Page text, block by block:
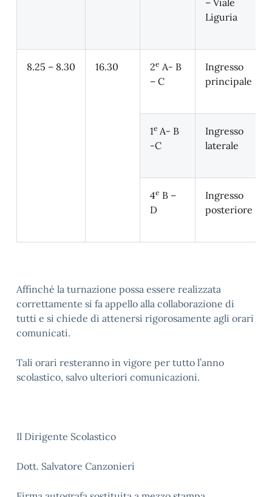
– Viale
Liguria
8.25 – 8.30 16.30 2e A- B
– C
Ingresso
principale
1e A- B
-C
Ingresso
laterale
4e B –
D
Ingresso
posteriore
Affinché la turnazione possa essere realizzata
correttamente si fa appello alla collaborazione di
tutti e si chiede di attenersi rigorosamente agli orari
comunicati.
Tali orari resteranno in vigore per tutto l’anno
scolastico, salvo ulteriori comunicazioni.
Il Dirigente Scolastico
Dott. Salvatore Canzonieri